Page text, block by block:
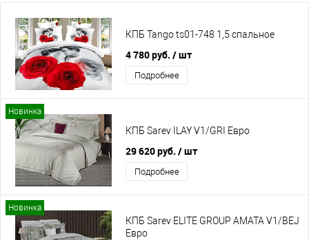
КПБ Tango ts01-748 1,5 спальное
4 780 руб. / шт
Подробнее
Новинка
КПБ Sarev ILAY V1/GRI Евро
29 620 руб. / шт
Подробнее
Новинка
КПБ Sarev ELITE GROUP AMATA V1/BEJ
Евро